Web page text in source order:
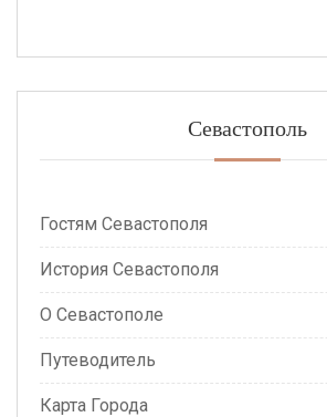
Севастополь
Гостям Севастополя
История Севастополя
О Севастополе
Путеводитель
Карта Города